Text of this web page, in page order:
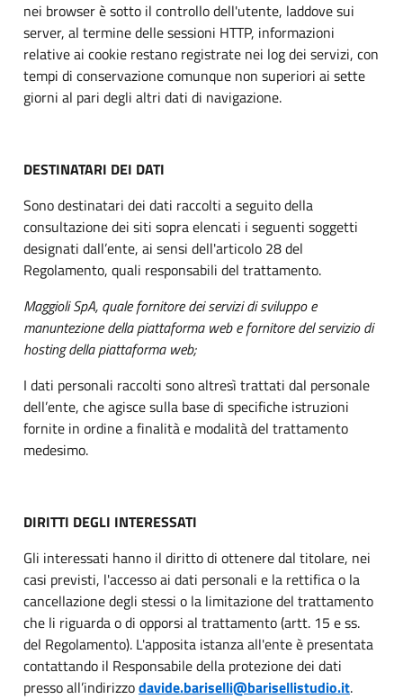
nei browser è sotto il controllo dell'utente, laddove sui
server, al termine delle sessioni HTTP, informazioni
relative ai cookie restano registrate nei log dei servizi, con
tempi di conservazione comunque non superiori ai sette
giorni al pari degli altri dati di navigazione.
DESTINATARI DEI DATI
Sono destinatari dei dati raccolti a seguito della
consultazione dei siti sopra elencati i seguenti soggetti
designati dall’ente, ai sensi dell'articolo 28 del
Regolamento, quali responsabili del trattamento.
Maggioli SpA, quale fornitore dei servizi di sviluppo e
manuntezione della piattaforma web efornitore del servizio di
hosting della piattaforma web;
I dati personali raccolti sono altresì trattati dal personale
dell’ente, che agisce sulla base di specifiche istruzioni
fornite in ordine a finalità e modalità del trattamento
medesimo.
DIRITTI DEGLI INTERESSATI
Gli interessati hanno il diritto di ottenere dal titolare, nei
casi previsti, l'accesso ai dati personali e la rettifica o la
cancellazione degli stessi o la limitazione del trattamento
che li riguarda o di opporsi al trattamento (artt. 15 e ss.
del Regolamento). L'apposita istanza all'ente è presentata
contattando il Responsabile della protezione dei dati
presso all’indirizzodavide.bariselli@barisellistudio.it.